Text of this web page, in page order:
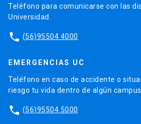
Teléfono para comunicarse con las
Universidad.
phone (56)95504 4000
EMERGENCIAS UC
Teléfono en caso de accidente o
riesgo tu vida dentro de algún
phone (56)95504 5000